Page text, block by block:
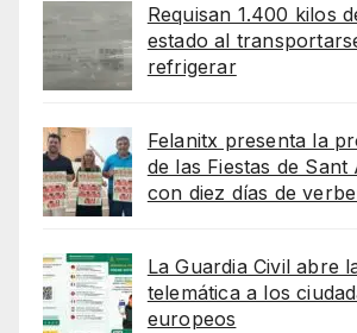
Requisan 1.400 kilos
estado al
refrigerar
Felanitx presenta la
de las Fiestas de Sant
con diez días de
La Guardia Civil abre
telemática a los
europeos